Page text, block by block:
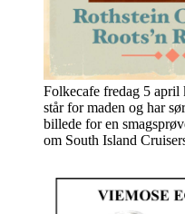
Folkecafe fredag 5 april
står for maden og har
billede for en
om South Island